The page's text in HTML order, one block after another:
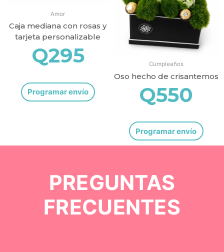
Amor
Caja mediana con rosas y
tarjeta personalizable
Q295
Programar envío
Cumpleaños
Oso hecho de crisantemos
Q550
Programar envío
PREGUNTAS
FRECUENTES